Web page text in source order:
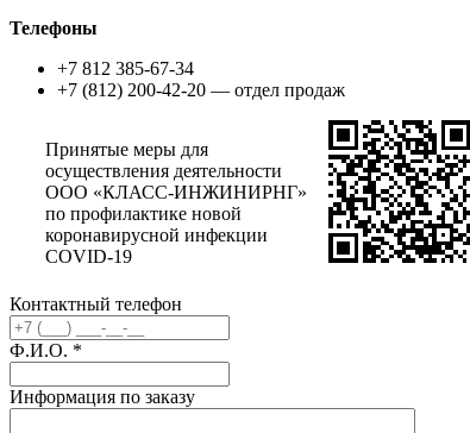
Телефоны
+7 812 385-67-34
+7 (812) 200-42-20 — отдел продаж
Принятые меры для
осуществления деятельности
ООО «КЛАСС-ИНЖИНИРНГ»
по профилактике новой
коронавирусной инфекции
COVID-19
Контактный телефон
Ф.И.О. *
Информация по заказу